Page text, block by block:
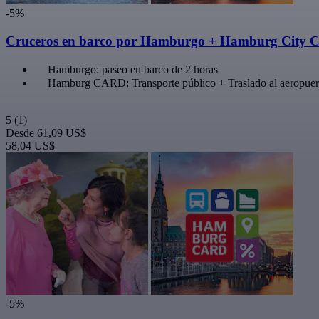
-5%
Cruceros en barco por Hamburgo + Hamburg City
Hamburgo: paseo en barco de 2 horas
Hamburg CARD: Transporte público + Traslado al
5 (1)
Desde 61,09 US$
58,04 US$
-5%